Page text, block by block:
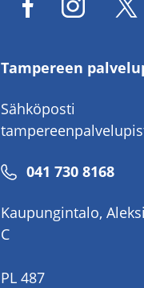
Tampereen
Sähköposti
Puhelinnumero
041 730 8168
Kaupungintalo,
C
PL 487